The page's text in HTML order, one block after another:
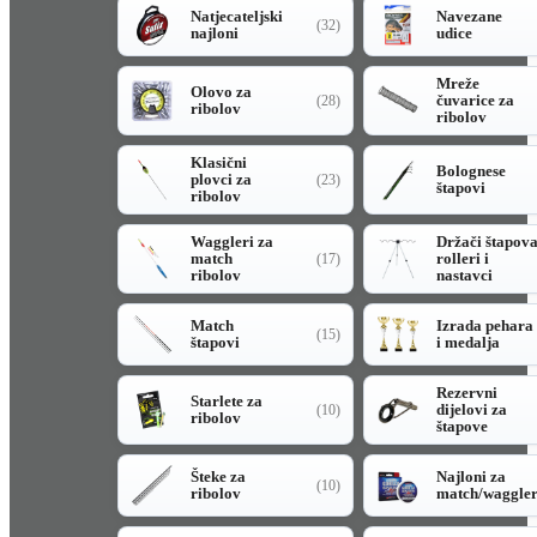
Natjecateljski
najloni
(32)
Navezane
udice
Olovo za
ribolov
(28)
Mreže
čuvarice za
ribolov
Klasični
plovci za
ribolov
(23)
Bolognese
štapovi
Waggleri za
match
ribolov
(17)
Držači štapova
rolleri i
nastavci
Match
štapovi
(15)
Izrada pehara
i medalja
Starlete za
ribolov
(10)
Rezervni
dijelovi za
štapove
Šteke za
ribolov
(10)
Najloni za
match/waggler